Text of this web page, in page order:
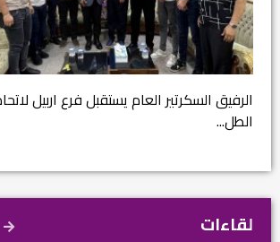
الرفيق السكرتير العام يستقبل فرع اربيل
الطل...
لقاءات